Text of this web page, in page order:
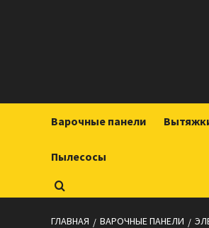
Варочные панели
Пылесосы
ГЛАВНАЯ ВАРОЧНЫЕ ПАНЕЛИ